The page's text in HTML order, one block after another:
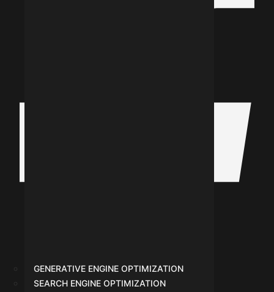
GENERATIVE ENGINE OPTIMIZATION
SEARCH ENGINE OPTIMIZATION